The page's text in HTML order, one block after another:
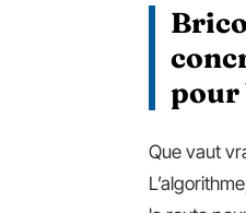
pour
Que vaut